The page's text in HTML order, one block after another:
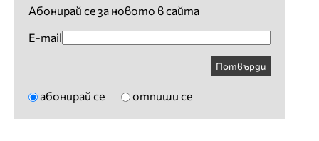
Абонирай се за новото в сайта
E-mail
Потвърди
абонирай се отпиши се